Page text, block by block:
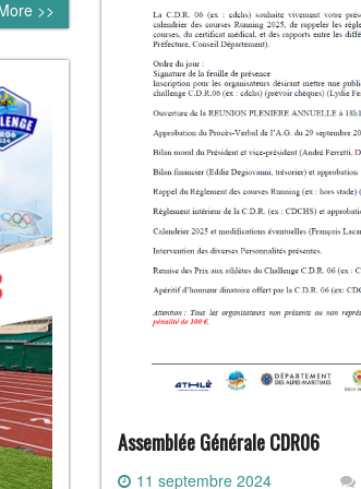
>>
Assemblée Générale CDR06
11 septembre 2024